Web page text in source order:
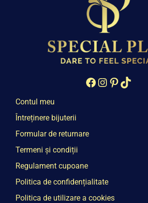
Facebook
Instagram
Pinterest
TikTok
Contul meu
Întreținere bijuterii
Formular de returnare
Termeni și condiții
Regulament cupoane
Politica de confidențialitate
Politica de utilizare a cookies